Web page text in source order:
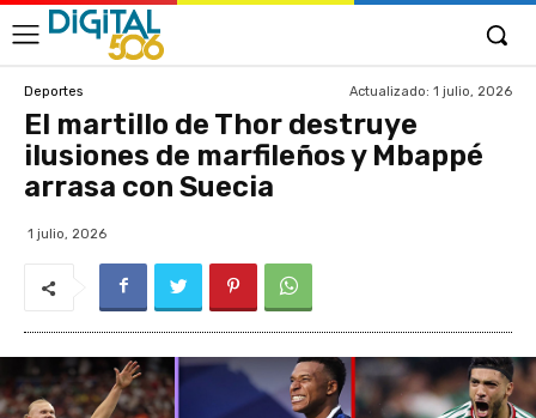
Deportes Actualizado: 1 julio, 2026
El martillo de Thor destruye
ilusiones de marfileños y Mbappé
arrasa con Suecia
1 julio, 2026